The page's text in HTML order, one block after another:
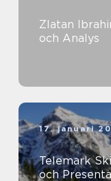
Zlatan
och Analys
17. januari
Telemark
och